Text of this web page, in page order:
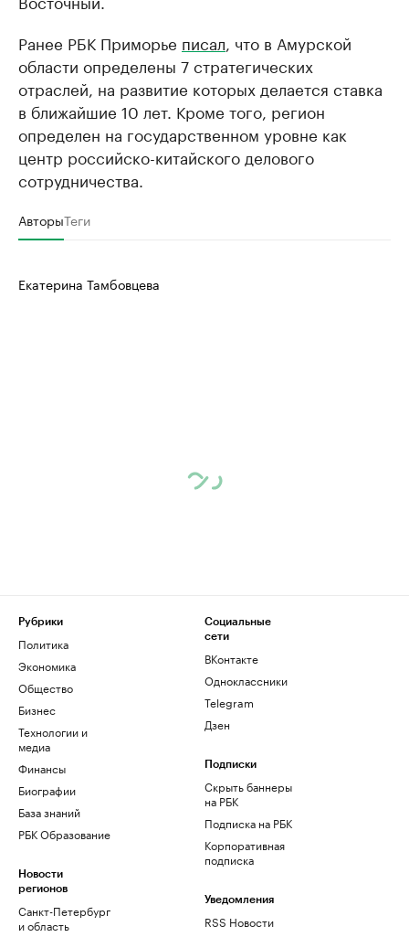
Ранее РБК Приморье писал , что в Амурской
области определены 7 стратегических
отраслей, на развитие которых делается ставка
в ближайшие 10 лет. Кроме того, регион
определен на государственном уровне как
центр российско-китайского делового
сотрудничества.
АвторыТеги
Екатерина Тамбовцева
Рубрики
Политика
Экономика
Общество
Бизнес
Технологии и
медиа
Финансы
Биографии
База знаний
РБК Образование
Новости
регионов
Санкт-Петербург
и область
Социальные
сети
ВКонтакте
Одноклассники
Telegram
Дзен
Подписки
Скрыть баннеры
на РБК
Подписка на РБК
Корпоративная
подписка
Уведомления
RSS Новости